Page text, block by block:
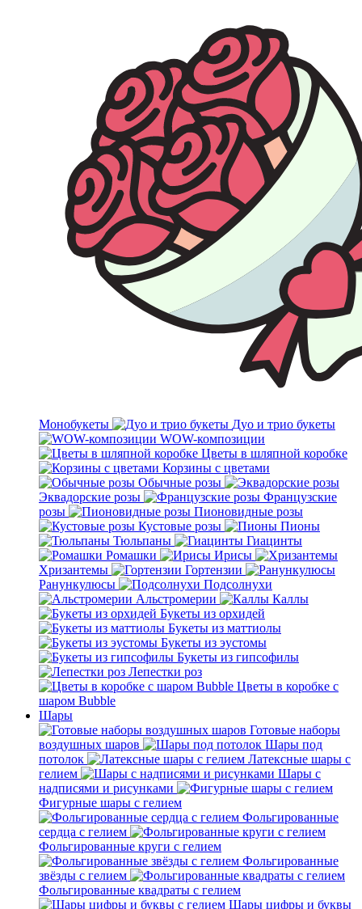
Монобукеты
Дуо и трио букеты
WOW-композиции
Цветы в шляпной коробке
Корзины с цветами
Обычные розы
Эквадорские розы
Французские
розы
Пионовидные розы
Кустовые розы
Пионы
Тюльпаны
Гиацинты
Ромашки
Ирисы
Хризантемы
Гортензии
Ранункулюсы
Подсолнухи
Альстромерии
Каллы
Букеты из орхидей
Букеты из маттиолы
Букеты из эустомы
Букеты из гипсофилы
Лепестки роз
Цветы в коробке с
шаром Bubble
Шары
Готовые наборы
воздушных шаров
Шары под
потолок
Латексные шары с
гелием
Шары с
надписями и рисунками
Фигурные шары с гелием
Фольгированные
сердца с гелием
Фольгированные круги с гелием
Фольгированные
звёзды с гелием
Фольгированные квадраты с гелием
Шары цифры и буквы